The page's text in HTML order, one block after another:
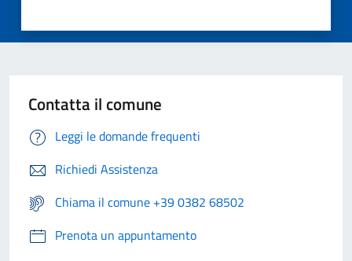
Contatta il comune
Leggi le domande frequenti
Richiedi Assistenza
Chiama il comune +39 0382 68502
Prenota un appuntamento